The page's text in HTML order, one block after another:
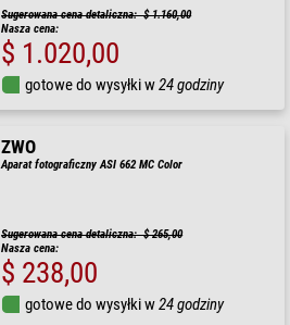
Sugerowana cena detaliczna: $ 1.160,00
Nasza cena:
$ 1.020,00
gotowe do wysyłki w24 godziny
ZWO
Aparat fotograficzny ASI 662 MC Color
Sugerowana cena detaliczna: $ 265,00
Nasza cena:
$ 238,00
gotowe do wysyłki w24 godziny